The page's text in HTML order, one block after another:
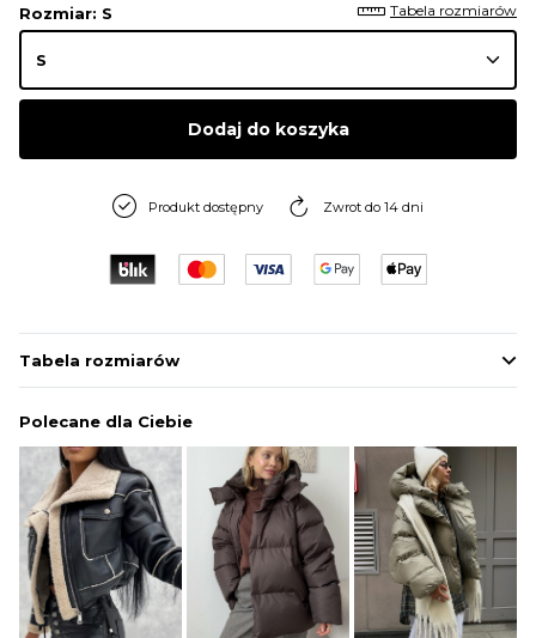
Rozmiar: S Tabela rozmiarów
Dodaj do koszyka
Produkt dostępny Zwrot do 14 dni
Tabela rozmiarów
Polecane dla Ciebie